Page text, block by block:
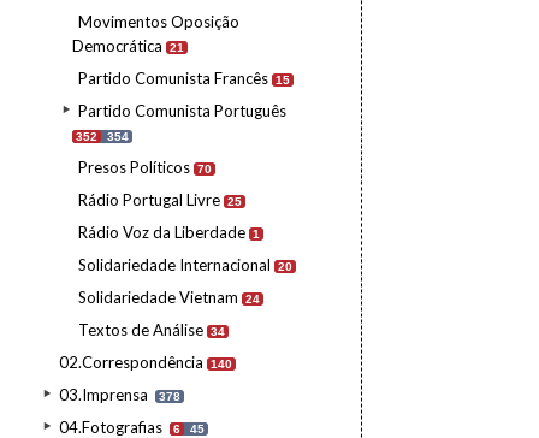
Movimentos Oposição
Democrática
21
Partido Comunista Francês 15
Partido Comunista Português
352 354
Presos Políticos 70
Rádio Portugal Livre 25
Rádio Voz da Liberdade 1
Solidariedade Internacional 20
Solidariedade Vietnam 24
Textos de Análise 34
02.Correspondência 140
03.Imprensa 378
04.Fotografias 6 45